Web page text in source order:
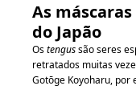
As máscaras
do Japão
Ostengussão seres
retratados muitas
Gotōge Koyoharu,